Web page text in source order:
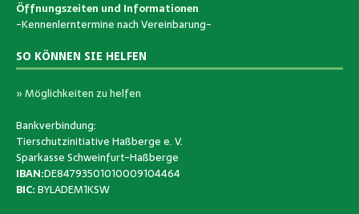
Öffnungszeiten und Informationen
-Kennenlerntermine nach Vereinbarung-
SO KÖNNEN SIE HELFEN
» Möglichkeiten zu helfen
Bankverbindung:
Tierschutzinitiative Haßberge e. V.
Sparkasse Schweinfurt-Haßberge
IBAN:DE84793501010009104464
BIC:BYLADEM1KSW